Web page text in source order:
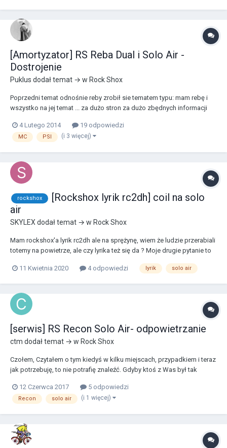
[Amortyzator] RS Reba Dual i Solo Air -
Dostrojenie
Puklus dodał temat → w Rock Shox
Poprzedni temat odnośnie reby zrobił sie tematem typu: mam rebę i
wszystko na jej temat ... za dużo stron za dużo zbędnych informacji
wrócić i po czytać. http://www.forumrowerowe.org/topic/28734-
amortyzatorrock-shox-reba-dostrojenie/ Tuta...
4 Lutego 2014 19 odpowiedzi
MC PSI (i 3 więcej)
rockshox
[Rockshox lyrik rc2dh] coil na solo
air
SKYLEXdodał temat → w Rock Shox
Mam rockshox'a lyrik rc2dh ale na sprężynę, wiem że ludzie przerabiali
totemy na powietrze, ale czy lyrika też się da ? Moje drugie pytanie to
ciężko dostać taki tłok z tamtej epoki ;/
11 Kwietnia 2020 4 odpowiedzi lyrik solo air
[serwis] RS Recon Solo Air- odpowietrzanie
ctm dodał temat → w Rock Shox
Czołem, Czytałem o tym kiedyś w kilku miejscach, przypadkiem i teraz
jak potrzebuję, to nie potrafię znaleźć. Gdyby ktoś z Was był tak
odpowietrzyć RS Solo Air. Nie chodzi mi o wpychanie try-tytek pod
uszczelki kurzowe, tylko odpowietrzanie pr...
12 Czerwca 2017 5 odpowiedzi
Recon solo air (i 1 więcej)